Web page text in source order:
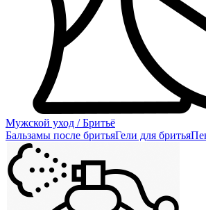
Мужской уход / Бритьё
Бальзамы после бритьяГели для бритья